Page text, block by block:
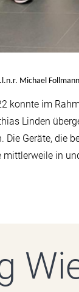
Michael
konnte im
Linden
Die Geräte, die
mittlerweile in